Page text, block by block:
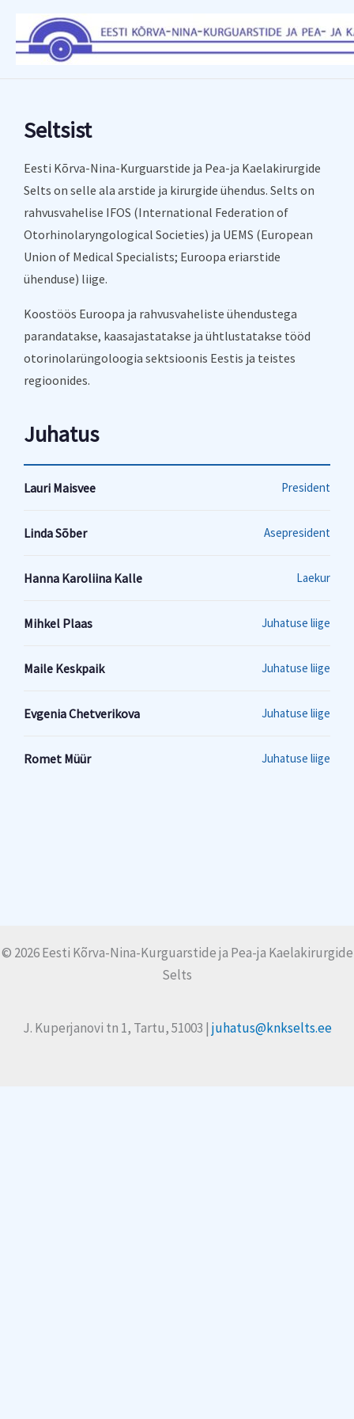
content
Seltsist
Eesti Kõrva-Nina-Kurguarstide ja Pea-ja Kaelakirurgide
Selts on selle ala arstide ja kirurgide ühendus. Selts on
rahvusvahelise IFOS (International Federation of
Otorhinolaryngological Societies) ja UEMS (European
Union of Medical Specialists; Euroopa eriarstide
ühenduse) liige.
Koostöös Euroopa ja rahvusvaheliste ühendustega
parandatakse, kaasajastatakse ja ühtlustatakse tööd
otorinolarüngoloogia sektsioonis Eestis ja teistes
regioonides.
Juhatus
Lauri Maisvee President
Linda Sõber Asepresident
Hanna Karoliina Kalle Laekur
Mihkel Plaas Juhatuse liige
Maile Keskpaik Juhatuse liige
Evgenia Chetverikova Juhatuse liige
Romet Müür Juhatuse liige
© 2026 Eesti Kõrva-Nina-Kurguarstide ja Pea-ja Kaelakirurgide
Selts
J. Kuperjanovi tn 1, Tartu, 51003 | juhatus@knkselts.ee